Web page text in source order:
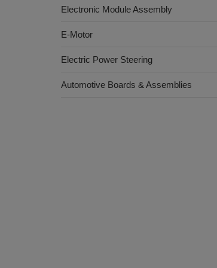
Electronic Module Assembly
E-Motor
Electric Power Steering
Automotive Boards & Assemblies